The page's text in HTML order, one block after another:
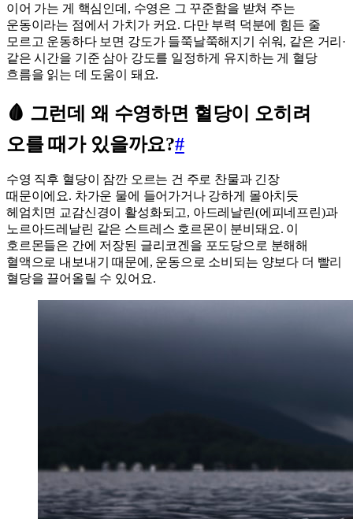
이어 가는 게 핵심인데, 수영은 그 꾸준함을 받쳐 주는
운동이라는 점에서 가치가 커요. 다만 부력 덕분에 힘든 줄
모르고 운동하다 보면 강도가 들쭉날쭉해지기 쉬워, 같은 거리·
같은 시간을 기준 삼아 강도를 일정하게 유지하는 게 혈당
흐름을 읽는 데 도움이 돼요.
🩸 그런데 왜 수영하면 혈당이 오히려
오를 때가 있을까요?#
수영 직후 혈당이 잠깐 오르는 건 주로 찬물과 긴장
때문이에요. 차가운 물에 들어가거나 강하게 몰아치듯
헤엄치면 교감신경이 활성화되고, 아드레날린(에피네프린)과
노르아드레날린 같은 스트레스 호르몬이 분비돼요. 이
호르몬들은 간에 저장된 글리코겐을 포도당으로 분해해
혈액으로 내보내기 때문에, 운동으로 소비되는 양보다 더 빨리
혈당을 끌어올릴 수 있어요.